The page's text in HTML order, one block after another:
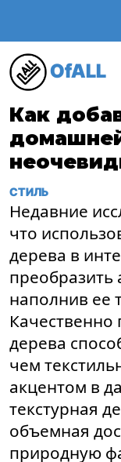
OfALL
Как
СТИЛЬ
Недавние
что
дерева в
преобразить
наполнив ее
дерева
чем
акцентом в
текстурная
объемная
природную